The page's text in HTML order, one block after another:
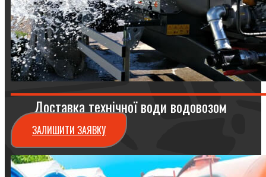
Доставка технічної води водовозом
ЗАЛИШИТИ ЗАЯВКУ